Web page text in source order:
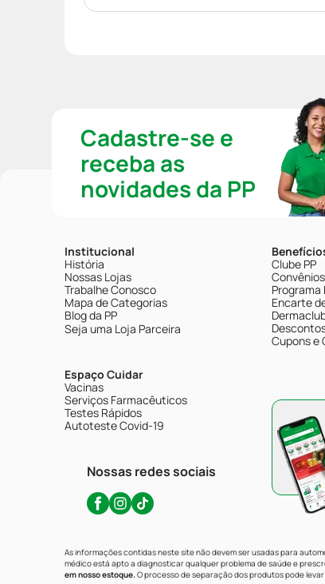
Cadastre-se e
receba as
novidades da PP
Institucional
História
Nossas Lojas
Trabalhe Conosco
Mapa de Categorias
Blog da PP
Seja uma Loja Parceira
Espaço Cuidar
Vacinas
Serviços Farmacêuticos
Testes Rápidos
Autoteste Covid-19
Nossas redes sociais
Clube PP
Convênios
Programa
Encarte
Cupons e
As informações contidas neste site não devem ser usadas para
médico está apto a diagnosticar qualquer problema de saúde e
em nosso estoque.O processo de separação dos produtos pode